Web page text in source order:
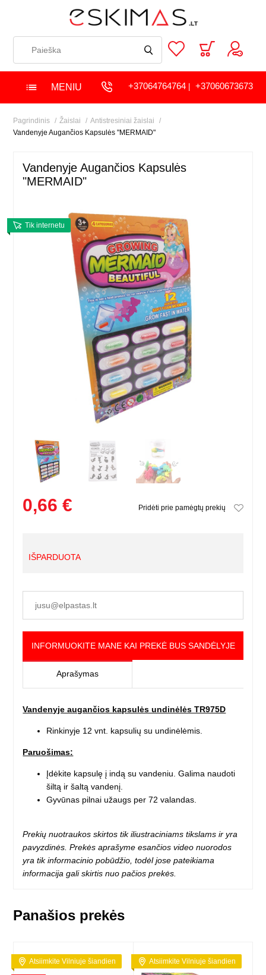
MENIU +37064764764| +37060673673
Pagrindinis Žaislai
Antistresiniai žaislai
Vandenyje Augančios Kapsulės "MERMAID"
Vandenyje Augančios Kapsulės
"MERMAID"
Tik internetu
0,66 € Pridėti prie pamėgtų prekių
IŠPARDUOTA
INFORMUOKITE MANE KAI PREKĖ BUS SANDĖLYJE
Aprašymas
Vandenyje augančios kapsulės undinėlės TR975D
Rinkinyje 12 vnt. kapsulių su undinėlėmis.
Paruošimas:
Įdėkite kapsulę į indą su vandeniu. Galima naudoti
šiltą ir šaltą vandenį.
Gyvūnas pilnai užaugs per 72 valandas.
Prekių nuotraukos skirtos tik iliustraciniams tikslams ir yra
pavyzdinės. Prekės aprašyme esančios video nuorodos
yra tik informacinio pobūdžio, todėl jose pateikiama
informacija gali skirtis nuo pačios prekės.
Panašios prekės
Atsiimkite Vilniuje šiandien Atsiimkite Vilniuje šiandien